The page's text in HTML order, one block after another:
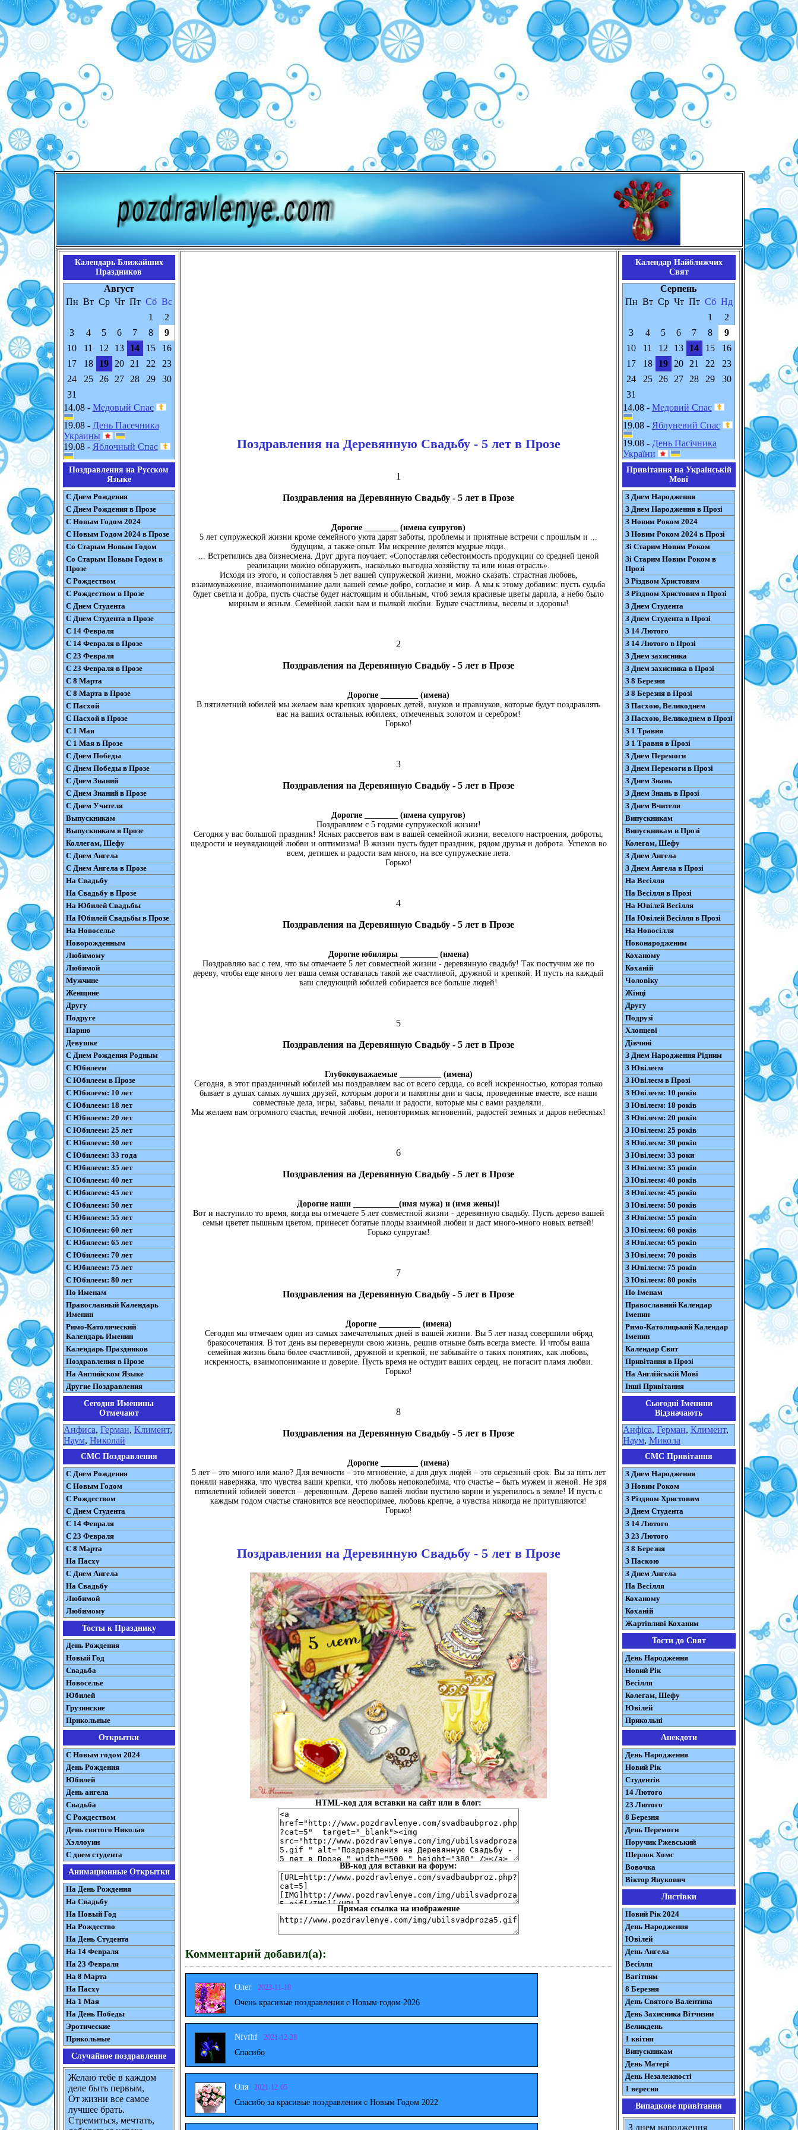
Календарь Ближайших
Праздников
Август
Пн Вт Ср Чт Пт Сб Вс
1
2
3
4 5 6 7 8
9
10
11 12 13 14 15
16
17
18 19 20 21 22
23
24
25 26 27 28 29
30
31
14.08 - Медовый Спас
19.08 - День Пасечника
Украины
19.08 - Яблочный Спас
Поздравления на Русском
Языке
С Днем Рождения
С Днем Рождения в Прозе
С Новым Годом 2024
С Новым Годом 2024 в Прозе
Со Старым Новым Годом
Со Старым Новым Годом в
Прозе
С Рождеством
С Рождеством в Прозе
С Днем Студента
С Днем Студента в Прозе
С 14 Февраля
С 14 Февраля в Прозе
С 23 Февраля
С 23 Февраля в Прозе
С 8 Марта
С 8 Марта в Прозе
С Пасхой
С Пасхой в Прозе
С 1 Мая
С 1 Мая в Прозе
С Днем Победы
С Днем Победы в Прозе
С Днем Знаний
С Днем Знаний в Прозе
С Днем Учителя
Выпускникам
Выпускникам в Прозе
Коллегам, Шефу
С Днем Ангела
С Днем Ангела в Прозе
На Свадьбу
На Свадьбу в Прозе
На Юбилей Свадьбы
На Юбилей Свадьбы в Прозе
На Новоселье
Новорожденным
Любимому
Любимой
Мужчине
Женщине
Другу
Подруге
Парню
Девушке
С Днем Рождения Родным
С Юбилеем
С Юбилеем в Прозе
С Юбилеем: 10 лет
С Юбилеем: 18 лет
С Юбилеем: 20 лет
С Юбилеем: 25 лет
С Юбилеем: 30 лет
С Юбилеем: 33 года
С Юбилеем: 35 лет
С Юбилеем: 40 лет
С Юбилеем: 45 лет
С Юбилеем: 50 лет
С Юбилеем: 55 лет
С Юбилеем: 60 лет
С Юбилеем: 65 лет
С Юбилеем: 70 лет
С Юбилеем: 75 лет
С Юбилеем: 80 лет
По Именам
Православный Календарь
Именин
Римо-Католический
Календарь Именин
Календарь Праздников
Поздравления в Прозе
На Английском Языке
Другие Поздравления
Сегодня Именины
Отмечают
Анфиса, Герман, Климент,
Наум, Николай
СМС Поздравления
С Днем Рождения
С Новым Годом
С Рождеством
C Днем Студента
С 14 Февраля
С 23 Февраля
С 8 Марта
На Пасху
C Днем Ангела
На Свадьбу
Любимой
Любимому
Тосты к Празднику
День Рождения
Новый Год
Свадьба
Новоселье
Юбилей
Грузинские
Прикольные
Открытки
С Новым годом 2024
День Рождения
Юбилей
День ангела
Свадьба
С Рождеством
День святого Николая
Хэллоуин
С днем студента
Анимационные Открытки
На День Рождения
На Свадьбу
На Новый Год
На Рождество
На День Студента
На 14 Февраля
На 23 Февраля
На 8 Марта
На Пасху
На 1 Мая
На День Победы
Эротические
Прикольные
Случайное поздравление
Желаю тебе в каждом
деле быть первым,
От жизни все самое
лучшее брать.
Стремиться, мечтать,
Поздравления на Деревянную Свадьбу - 5 лет в Прозе
1
Поздравления на Деревянную Свадьбу - 5 лет в Прозе
Дорогие ________ (имена супругов)
5 лет супружеской жизни кроме семейного уюта дарят заботы, проблемы и приятные встречи с прошлым и ...
будущим, а также опыт. Им искренне делятся мудрые люди.
... Встретились два бизнесмена. Друг друга поучает: «Сопоставляя себестоимость продукции со средней ценой
реализации можно обнаружить, насколько выгодна хозяйству та или иная отрасль».
Исходя из этого, и сопоставляя 5 лет вашей супружеской жизни, можно сказать: страстная любовь,
взаимоуважение, взаимопонимание дали вашей семье добро, согласие и мир. А мы к этому добавим: пусть судьба
будет светла и добра, пусть счастье будет настоящим и обильным, чтоб земля красивые цветы дарила, а небо было
мирным и ясным. Семейной ласки вам и пылкой любви. Будьте счастливы, веселы и здоровы!
2
Поздравления на Деревянную Свадьбу - 5 лет в Прозе
Дорогие _________ (имена)
В пятилетний юбилей мы желаем вам крепких здоровых детей, внуков и правнуков, которые будут поздравлять
вас на ваших остальных юбилеях, отмеченных золотом и серебром!
Горько!
3
Поздравления на Деревянную Свадьбу - 5 лет в Прозе
Дорогие ________ (имена супругов)
Поздравляем с 5 годами супружеской жизни!
Сегодня у вас большой праздник! Ясных рассветов вам в вашей семейной жизни, веселого настроения, доброты,
щедрости и неувядающей любви и оптимизма! В жизни пусть будет праздник, рядом друзья и доброта. Успехов во
всем, детишек и радости вам много, на все супружеские лета.
Горько!
4
Поздравления на Деревянную Свадьбу - 5 лет в Прозе
Дорогие юбиляры _________ (имена)
Поздравляю вас с тем, что вы отмечаете 5 лет совместной жизни - деревянную свадьбу! Так постучим же по
дереву, чтобы еще много лет ваша семья оставалась такой же счастливой, дружной и крепкой. И пусть на каждый
ваш следующий юбилей собирается все больше людей!
5
Поздравления на Деревянную Свадьбу - 5 лет в Прозе
Глубокоуважаемые __________ (имена)
Сегодня, в этот праздничный юбилей мы поздравляем вас от всего сердца, со всей искренностью, которая только
бывает в душах самых лучших друзей, которым дороги и памятны дни и часы, проведенные вместе, все наши
совместные дела, игры, забавы, печали и радости, которые мы с вами разделяли.
Мы желаем вам огромного счастья, вечной любви, неповторимых мгновений, радостей земных и даров небесных!
6
Поздравления на Деревянную Свадьбу - 5 лет в Прозе
Дорогие наши ___________(имя мужа) и (имя жены)!
Вот и наступило то время, когда вы отмечаете 5 лет совместной жизни - деревянную свадьбу. Пусть дерево вашей
семьи цветет пышным цветом, принесет богатые плоды взаимной любви и даст много-много новых ветвей!
Горько супругам!
7
Поздравления на Деревянную Свадьбу - 5 лет в Прозе
Дорогие __________ (имена)
Сегодня мы отмечаем один из самых замечательных дней в вашей жизни. Вы 5 лет назад совершили обряд
бракосочетания. В тот день вы перевернули свою жизнь, решив отныне быть всегда вместе. И чтобы ваша
семейная жизнь была более счастливой, дружной и крепкой, не забывайте о таких понятиях, как любовь,
искренность, взаимопонимание и доверие. Пусть время не остудит ваших сердец, не погасит пламя любви.
Горько!
8
Поздравления на Деревянную Свадьбу - 5 лет в Прозе
Дорогие _________ (имена)
5 лет – это много или мало? Для вечности – это мгновение, а для двух людей – это серьезный срок. Вы за пять лет
поняли наверняка, что чувства ваши крепки, что любовь непоколебима, что счастье – быть мужем и женой. Не зря
пятилетний юбилей зовется – деревянным. Дерево вашей любви пустило корни и укрепилось в земле! И пусть с
каждым годом счастье становится все неоспоримее, любовь крепче, а чувства никогда не притупляются!
Горько!
Поздравления на Деревянную Свадьбу - 5 лет в Прозе
HTML-код для вставки на сайт или в блог:
BB-код для вставки на форум:
Прямая ссылка на изображение
Комментарий добавил(а):
Олег 2023-11-18
Очень красивые поздравления с Новым годом 2026
Nfvfhf 2021-12-28
Спасибо
Оля 2021-12-05
Спасибо за красивые поздравления с Новым Годом 2022
Календар Найближчих
Свят
Серпень
Пн Вт Ср Чт Пт Сб Нд
1
2
3
4 5 6 7 8
9
10
11 12 13 14 15
16
17
18 19 20 21 22
23
24
25 26 27 28 29
30
31
14.08 - Медовий Спас
19.08 - Яблуневий Спас
19.08 - День Пасічника
України
Привітання на Українській
Мові
З Днем Народження
З Днем Народження в Прозі
З Новим Роком 2024
З Новим Роком 2024 в Прозі
Зі Старим Новим Роком
Зі Старим Новим Роком в
Прозі
З Різдвом Христовим
З Різдвом Христовим в Прозі
З Днем Студента
З Днем Студента в Прозі
З 14 Лютого
З 14 Лютого в Прозі
З Днем захисника
З Днем захисника в Прозі
З 8 Березня
З 8 Березня в Прозі
З Пасхою, Великоднем
З Пасхою, Великоднем в Прозі
З 1 Травня
З 1 Травня в Прозі
З Днем Перемоги
З Днем Перемоги в Прозі
З Днем Знань
З Днем Знань в Прозі
З Днем Вчителя
Випускникам
Випускникам в Прозі
Колегам, Шефу
З Днем Ангела
З Днем Ангела в Прозі
На Весілля
На Весілля в Прозі
На Ювілей Весілля
На Ювілей Весілля в Прозі
На Новосілля
Новонародженим
Коханому
Коханій
Чоловіку
Жінці
Другу
Подрузі
Хлопцеві
Дівчині
З Днем Народження Рідним
З Ювілеєм
З Ювілеєм в Прозі
З Ювілеєм: 10 років
З Ювілеєм: 18 років
З Ювілеєм: 20 років
З Ювілеєм: 25 років
З Ювілеєм: 30 років
З Ювілеєм: 33 роки
З Ювілеєм: 35 років
З Ювілеєм: 40 років
З Ювілеєм: 45 років
З Ювілеєм: 50 років
З Ювілеєм: 55 років
З Ювілеєм: 60 років
З Ювілеєм: 65 років
З Ювілеєм: 70 років
З Ювілеєм: 75 років
З Ювілеєм: 80 років
По Іменам
Православний Календар
Іменин
Римо-Католицький Календар
Іменин
Календар Свят
Привітання в Прозі
На Англійській Мові
Інші Привітання
Сьогодні Іменини
Відзначають
Анфіса, Герман, Климент,
Наум, Микола
СМС Привітання
З Днем Народження
З Новим Роком
З Різдвом Христовим
З Днем Студента
З 14 Лютого
З 23 Лютого
З 8 Березня
З Паскою
З Днем Ангела
На Весілля
Коханому
Коханій
Жартівливі Коханим
Тости до Свят
День Народження
Новий Рік
Весілля
Колегам, Шефу
Ювілей
Прикольні
Анекдоти
День Народження
Новий Рік
Студентів
14 Лютого
23 Лютого
8 Березня
День Перемоги
Поручик Ржевський
Шерлок Хомс
Вовочка
Віктор Янукович
Листівки
Новий Рік 2024
День Народження
Ювілей
День Ангела
Весілля
Вагітним
8 Березня
День Святого Валентина
День Захисника Вітчизни
Великдень
1 квітня
Випускникам
День Матері
День Незалежності
1 вересня
Випадкове привітання
З днем народження